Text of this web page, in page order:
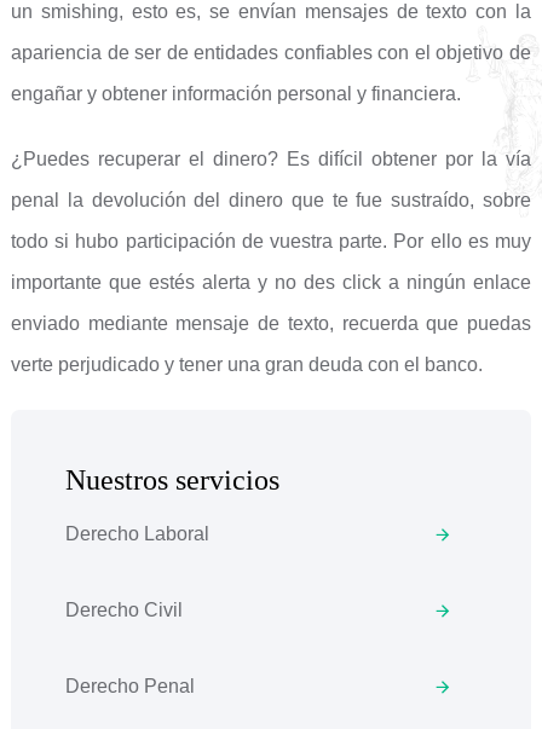
un smishing, esto es, se envían mensajes de texto con la
apariencia de ser de entidades confiables con el objetivo de
engañar y obtener información personal y financiera.
¿Puedes recuperar el dinero? Es difícil obtener por la vía
penal la devolución del dinero que te fue sustraído, sobre
todo si hubo participación de vuestra parte. Por ello es muy
importante que estés alerta y no des click a ningún enlace
enviado mediante mensaje de texto, recuerda que puedas
verte perjudicado y tener una gran deuda con el banco.
Nuestros servicios
Derecho Laboral
Derecho Civil
Derecho Penal